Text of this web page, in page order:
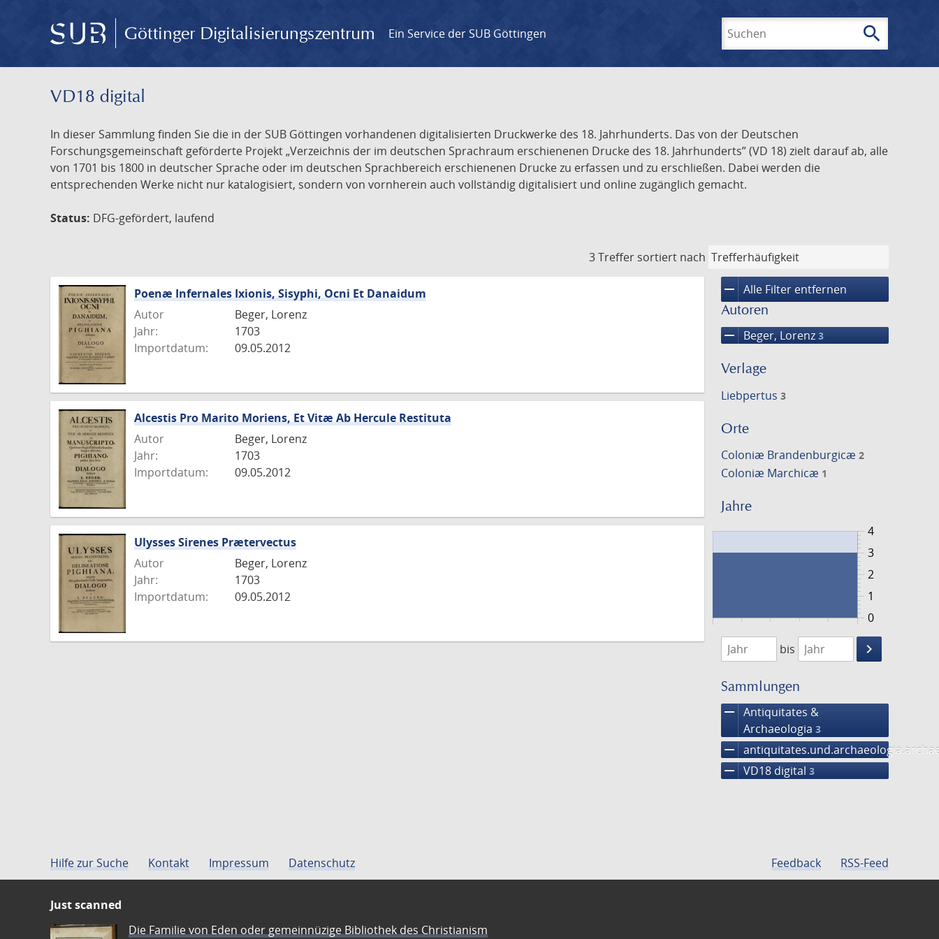
Göttinger Digitalisierungszentrum Ein Service der SUB Göttingen search
VD18 digital
In dieser Sammlung finden Sie die in der SUB Göttingen vorhandenen digitalisierten Druckwerke des 18. Jahrhunderts. Das von der Deutschen
Forschungsgemeinschaft geförderte Projekt „Verzeichnis der im deutschen Sprachraum erschienenen Drucke des 18. Jahrhunderts” (VD 18) zielt darauf ab, alle
von 1701 bis 1800 in deutscher Sprache oder im deutschen Sprachbereich erschienenen Drucke zu erfassen und zu erschließen. Dabei werden die
entsprechenden Werke nicht nur katalogisiert, sondern von vornherein auch vollständig digitalisiert und online zugänglich gemacht.
Status: DFG-gefördert, laufend
3 Treffer sortiert nach
remove Alle Filter entfernen
Autoren
remove Beger, Lorenz 3
Verlage
Liebpertus 3
Orte
Coloniæ Brandenburgicæ 2
Coloniæ Marchicæ 1
Jahre
0
4
1
2
3
1703
1704
bis
keyboard_arrow_right
Suche
Sammlungen
remove Antiquitates &
Archaeologia 3
remove
remove VD18 digital 3
Poenæ Infernales Ixionis, Sisyphi, Ocni Et Danaidum
Autor
Beger, Lorenz
Jahr:
1703
Importdatum:
09.05.2012
Alcestis Pro Marito Moriens, Et Vitæ Ab Hercule Restituta
Autor
Beger, Lorenz
Jahr:
1703
Importdatum:
09.05.2012
Ulysses Sirenes Prætervectus
Autor
Beger, Lorenz
Jahr:
1703
Importdatum:
09.05.2012
Hilfe zur Suche Kontakt Impressum Datenschutz Feedback RSS-Feed
Just scanned
Die Familie von Eden oder gemeinnüzige Bibliothek des Christianism